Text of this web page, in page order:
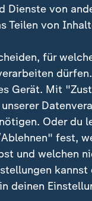
Dienste von
Teilen von
für
Gerät. Mit
Oder du
fest,
und welchen
deinen